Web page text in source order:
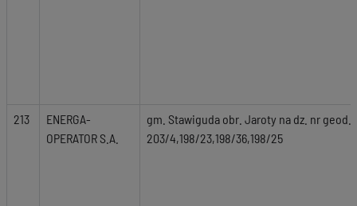
213
ENERGA-
OPERATOR S.A.
gm. Stawiguda obr. Jaroty na dz. nr geod.
203/4,198/23,198/36,198/25